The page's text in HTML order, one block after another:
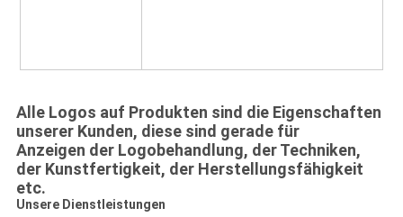
Alle Logos auf Produkten sind die Eigenschaften
unserer Kunden, diese sind gerade für
Anzeigen der Logobehandlung, der Techniken,
der Kunstfertigkeit, der Herstellungsfähigkeit
etc.
Unsere Dienstleistungen